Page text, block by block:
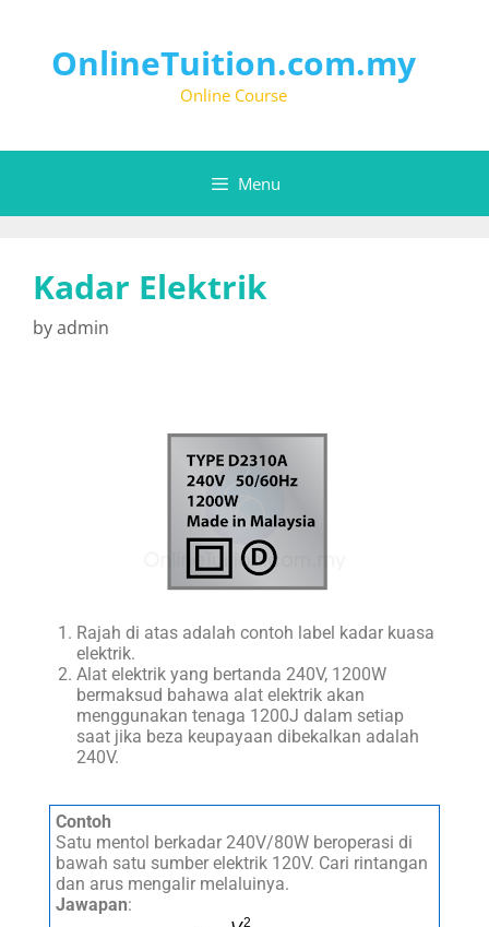
OnlineTuition.com.my
Online Course
Menu
Kadar Elektrik
byadmin
Rajah di atas adalah contoh label kadar kuasa
elektrik.
Alat elektrik yang bertanda 240V, 1200W
bermaksud bahawa alat elektrik akan
menggunakan tenaga 1200J dalam setiap
saat jika beza keupayaan dibekalkan adalah
240V.
Contoh
Satu mentol berkadar 240V/80W beroperasi di
bawah satu sumber elektrik 120V. Cari rintangan
dan arus mengalir melaluinya.
Jawapan: